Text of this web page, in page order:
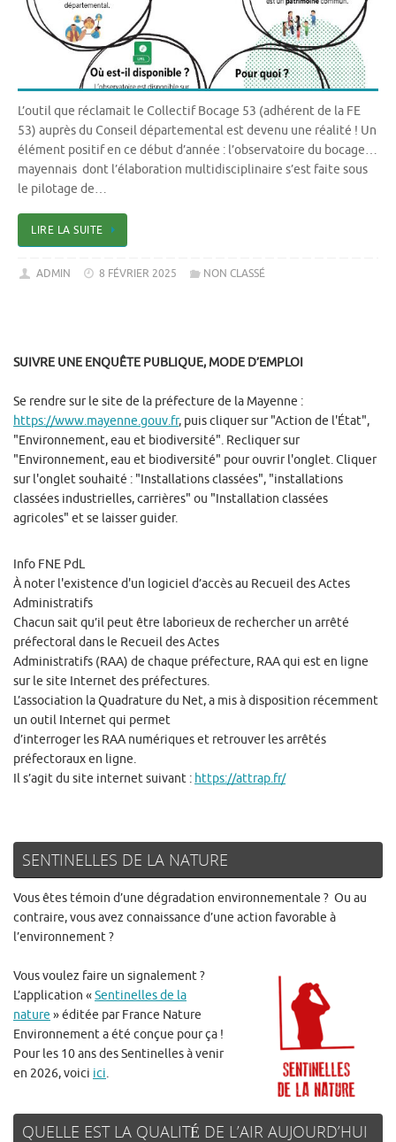
L’outil que réclamait le Collectif Bocage 53 (adhérent de la FE
53) auprès du Conseil départemental est devenu une réalité ! Un
élément positif en ce début d’année : l’observatoire du bocage…
mayennais dont l’élaboration multidisciplinaire s’est faite sous
le pilotage de…
LIRE LA SUITE
ADMIN 8 FÉVRIER 2025 NON CLASSÉ
SUIVRE UNE ENQUÊTE PUBLIQUE, MODE D’EMPLOI
Se rendre sur le site de la préfecture de la Mayenne :
https://www.mayenne.gouv.fr, puis cliquer sur "Action de l'État",
"Environnement, eau et biodiversité". Recliquer sur
"Environnement, eau et biodiversité" pour ouvrir l'onglet. Cliquer
sur l'onglet souhaité : "Installations classées", "installations
classées industrielles, carrières" ou "Installation classées
agricoles" et se laisser guider.
Info FNE PdL
À noter l'existence d'un logiciel d’accès au Recueil des Actes
Administratifs
Chacun sait qu’il peut être laborieux de rechercher un arrêté
préfectoral dans le Recueil des Actes
Administratifs (RAA) de chaque préfecture, RAA qui est en ligne
sur le site Internet des préfectures.
L’association la Quadrature du Net, a mis à disposition récemment
un outil Internet qui permet
d’interroger les RAA numériques et retrouver les arrêtés
préfectoraux en ligne.
Il s’agit du site internet suivant : https://attrap.fr/
SENTINELLES DE LA NATURE
Vous êtes témoin d’une dégradation environnementale ? Ou au
contraire, vous avez connaissance d’une action favorable à
l’environnement ?
Vous voulez faire un signalement ?
L’application «Sentinelles de la
nature » éditée par France Nature
Environnement a été conçue pour ça !
Pour les 10 ans des Sentinelles à venir
en 2026, voici ici.
QUELLE EST LA QUALITÉ DE L’AIR AUJOURD’HUI